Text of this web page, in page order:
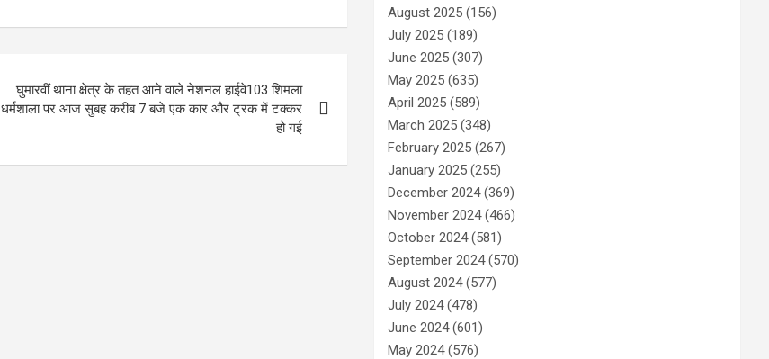
घुमारवीं थाना क्षेत्र के तहत आने वाले नेशनल हाईवे103 शिमला
धर्मशाला पर आज सुबह करीब 7 बजे एक कार और ट्रक में टक्कर
हो गई
August 2025 (156)
July 2025 (189)
June 2025 (307)
May 2025 (635)
April 2025 (589)
March 2025 (348)
February 2025 (267)
January 2025 (255)
December 2024(369)
November 2024(466)
October 2024(581)
September 2024(570)
August 2024(577)
July 2024(478)
June 2024(601)
May 2024(576)